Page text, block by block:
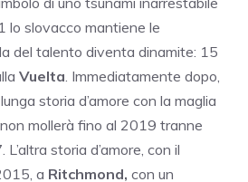
lo slovacco mantiene le
del talento diventa dinamite: 15
Vuelta . Immediatamente dopo,
storia d’amore con la maglia
non mollerà fino al 2019 tranne
storia d’amore, con il
a Ritchmond, con un